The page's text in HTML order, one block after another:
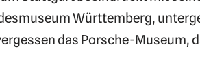
Württemberg,
das Porsche-